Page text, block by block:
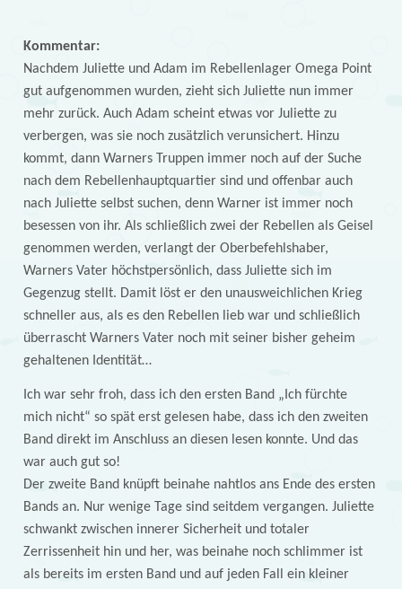
Kommentar:
Nachdem Juliette und Adam im Rebellenlager Omega Point
gut aufgenommen wurden, zieht sich Juliette nun immer
mehr zurück. Auch Adam scheint etwas vor Juliette zu
verbergen, was sie noch zusätzlich verunsichert. Hinzu
kommt, dann Warners Truppen immer noch auf der Suche
nach dem Rebellenhauptquartier sind und offenbar auch
nach Juliette selbst suchen, denn Warner ist immer noch
besessen von ihr. Als schließlich zwei der Rebellen als Geisel
genommen werden, verlangt der Oberbefehlshaber,
Warners Vater höchstpersönlich, dass Juliette sich im
Gegenzug stellt. Damit löst er den unausweichlichen Krieg
schneller aus, als es den Rebellen lieb war und schließlich
überrascht Warners Vater noch mit seiner bisher geheim
gehaltenen Identität…
Ich war sehr froh, dass ich den ersten Band „Ich fürchte
mich nicht“ so spät erst gelesen habe, dass ich den zweiten
Band direkt im Anschluss an diesen lesen konnte. Und das
war auch gut so!
Der zweite Band knüpft beinahe nahtlos ans Ende des ersten
Bands an. Nur wenige Tage sind seitdem vergangen. Juliette
schwankt zwischen innerer Sicherheit und totaler
Zerrissenheit hin und her, was beinahe noch schlimmer ist
als bereits im ersten Band und auf jeden Fall ein kleiner